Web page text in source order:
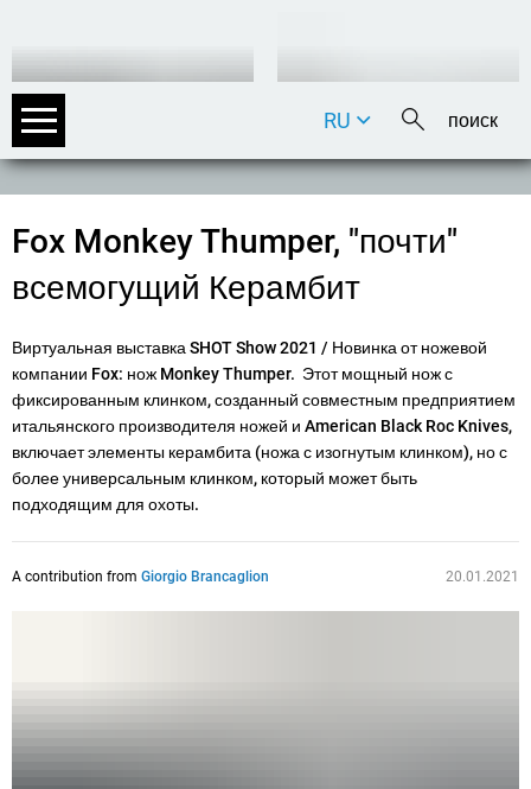
DE
IT
RU
Fox Monkey Thumper, "почти"
всемогущий Керамбит
Виртуальная выставка SHOT Show 2021 / Новинка от ножевой
компании Fox: нож Monkey Thumper. Этот мощный нож с
фиксированным клинком, созданный совместным предприятием
итальянского производителя ножей и American Black Roc Knives,
включает элементы керамбита (ножа с изогнутым клинком), но с
более универсальным клинком, который может быть
подходящим для охоты.
A contribution from Giorgio Brancaglion 20.01.2021